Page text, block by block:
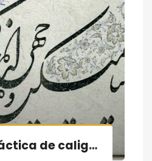
Muestra práctica de caligrafía persa, sesión V